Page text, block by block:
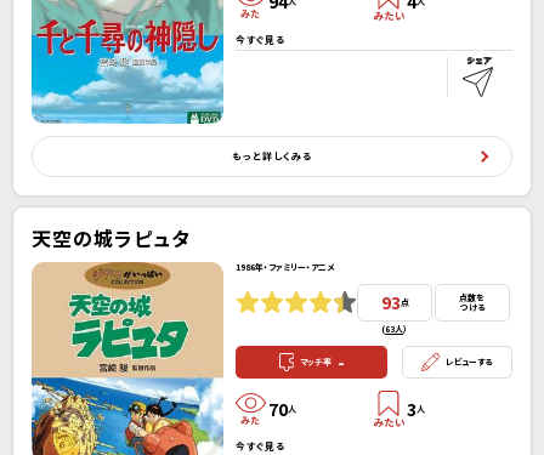
今すぐ見る
もっと詳しくみる
天空の城ラピュタ
1986年・ファミリー・アニメ
93点
(63人）
点数を
つける
マッチ率 - レビューする
70人 3人
今すぐ見る